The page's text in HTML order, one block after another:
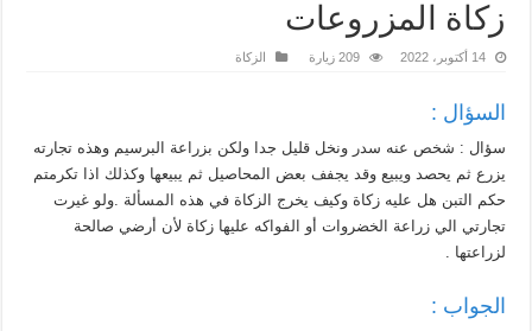
زكاة المزروعات
14 أكتوبر، 2022 209 زيارة الزكاة
السؤال :
سؤال : شخص عنه سدر ونخل قليل جدا ولكن بزراعة البرسيم وهذه تجارته
يزرع ثم يحصد ويبيع وقد يجفف بعض المحاصيل ثم يبيعها وكذلك اذا تكرمتم
حكم التبن هل عليه زكاة وكيف يخرج الزكاة في هذه المسألة .ولو غيرت
تجارتي الي زراعة الخضروات أو الفواكه عليها زكاة لأن أرضي صالحة
لزراعتها .
الجواب :